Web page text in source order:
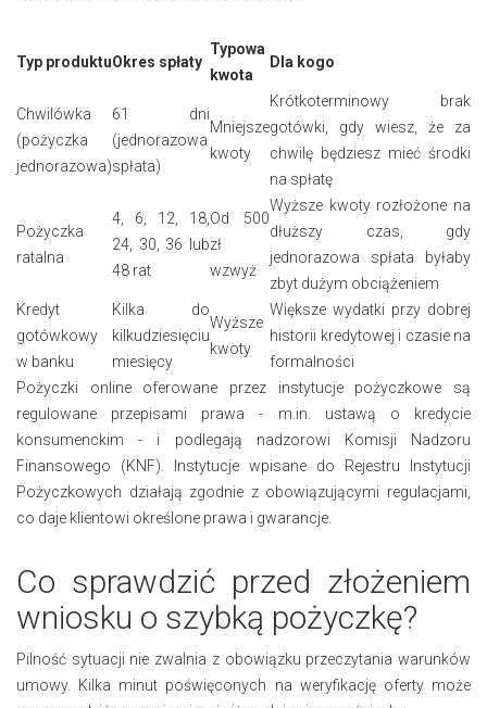
Typ produktuOkres spłaty
Typowa
kwota
Dla kogo
Chwilówka
(pożyczka
jednorazowa)
61 dni
(jednorazowa
spłata)
Mniejsze
kwoty
Krótkoterminowy brak
gotówki, gdy wiesz, że za
chwilę będziesz mieć środki
na spłatę
Pożyczka
ratalna
4, 6, 12, 18,
24, 30, 36 lub
48 rat
Od 500
zł
wzwyż
Wyższe kwoty rozłożone na
dłuższy czas, gdy
jednorazowa spłata byłaby
zbyt dużym obciążeniem
Kredyt
gotówkowy
w banku
Kilka do
kilkudziesięciu
miesięcy
Wyższe
kwoty
Większe wydatki przy dobrej
historii kredytowej i czasie na
formalności
Pożyczki online oferowane przez instytucje pożyczkowe są
regulowane przepisami prawa - m.in. ustawą o kredycie
konsumenckim - i podlegają nadzorowi Komisji Nadzoru
Finansowego (KNF). Instytucje wpisane do Rejestru Instytucji
Pożyczkowych działają zgodnie z obowiązującymi regulacjami,
co daje klientowi określone prawa i gwarancje.
Co sprawdzić przed złożeniem
wniosku o szybką pożyczkę?
Pilność sytuacji nie zwalnia z obowiązku przeczytania warunków
umowy. Kilka minut poświęconych na weryfikację oferty może